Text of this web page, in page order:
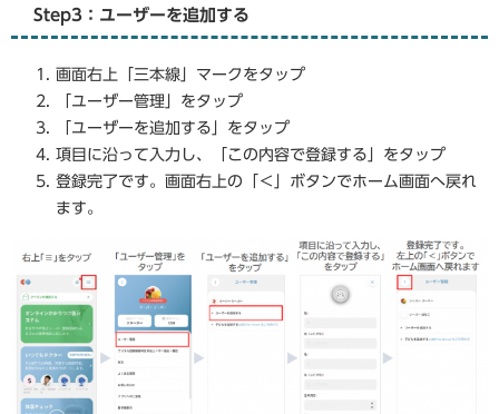
Step3：ユーザーを追加する
画面右上「三本線」マークをタップ
「ユーザー管理」をタップ
「ユーザーを追加する」をタップ
項目に沿って入力し、「この内容で登録する」をタップ
登録完了です。画面右上の「＜」ボタンでホーム画面へ戻れ
ます。